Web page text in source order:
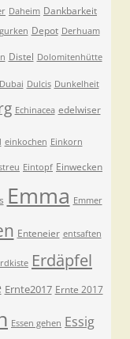
Daheim Dankbarkeit
Depot Derhuam
Distel Dolomitenhütte
Dubai Dulcis Dunkelheit
Echinacea edelwiser
einkochen Einkorn
Eintopf Einwecken
Emma Emmer
Enteneier entsaften
Erdäpfel
Ernte2017 Ernte 2017
Essen gehen Essig